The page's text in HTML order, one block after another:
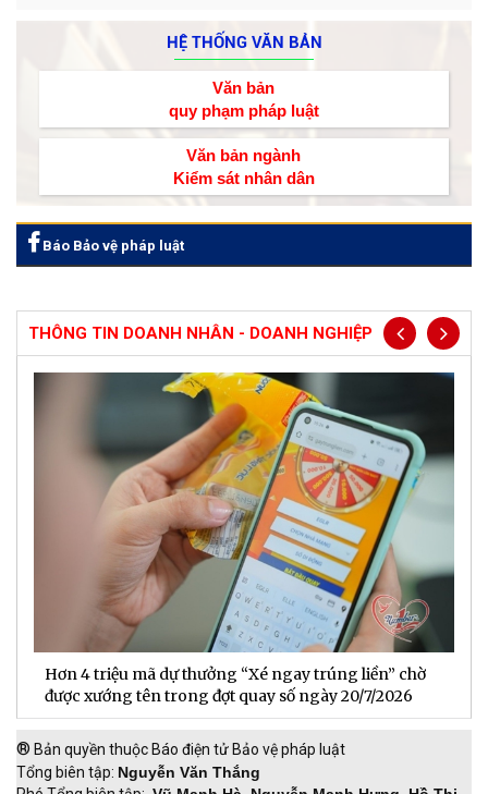
HỆ THỐNG VĂN BẢN
Văn bản
quy phạm pháp luật
Văn bản ngành
Kiểm sát nhân dân
Báo Bảo vệ pháp luật
THÔNG TIN DOANH NHÂN - DOANH NGHIỆP
Hơn 4 triệu mã dự thưởng “Xé ngay trúng liền” chờ
được xướng tên trong đợt quay số ngày 20/7/2026
® Bản quyền thuộc Báo điện tử Bảo vệ pháp luật
Tổng biên tập: Nguyễn Văn Thắng